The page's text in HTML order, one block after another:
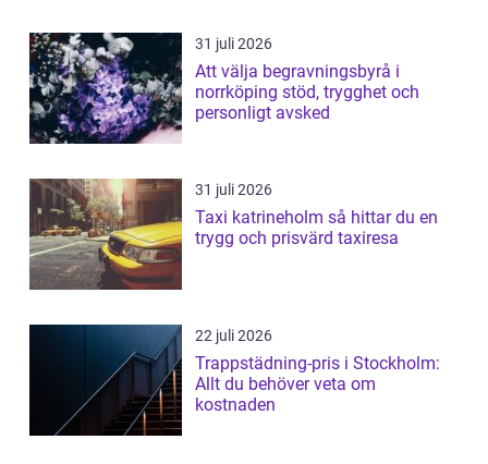
31 juli 2026
Att välja begravningsbyrå i
norrköping stöd, trygghet och
personligt avsked
31 juli 2026
Taxi katrineholm så hittar du en
trygg och prisvärd taxiresa
22 juli 2026
Trappstädning-pris i Stockholm:
Allt du behöver veta om
kostnaden